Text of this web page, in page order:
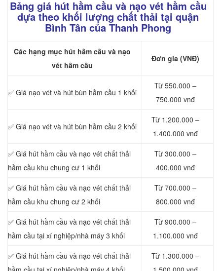
Bảng giá hút hầm cầu và nạo vét hầm cầu
dựa theo khối lượng chất thải tại quận
Bình Tân của Thanh Phong
Các hạng mục hút hầm cầu và nạo
vét hầm cầu
Đơn gia (VNĐ)
✅ Giá nạo vét và hút bùn hầm cầu 1 khối
Từ 550.000 –
750.000 vnđ
✅ Giá nạo vét và hút bùn hầm cầu 2 khối
Từ 1.200.000 –
1.400.000 vnđ
✅ Giá hút hầm cầu và nạo vét chất thải
hầm cầu khu chung cư 1 khối
Từ 300.000 –
400.000 vnđ
✅ Giá hút hầm cầu và nạo vét chất thải
hầm cầu khu chung cư 2 khối
Từ 700.000 –
800.000 vnđ
✅ Giá hút hầm cầu và nạo vét chất thải
hầm cầu tại xí nghiệp/nhà máy 3 khối
Từ 900.000 –
1.100.000 vnđ
✅ Giá hút hầm cầu và nạo vét chất thải
Từ 1.300.000 –